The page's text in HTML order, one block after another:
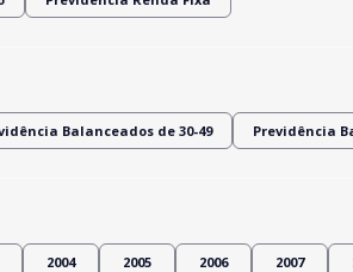
Balanceados de 30-49 Previdência
2004 2005 2006 2007